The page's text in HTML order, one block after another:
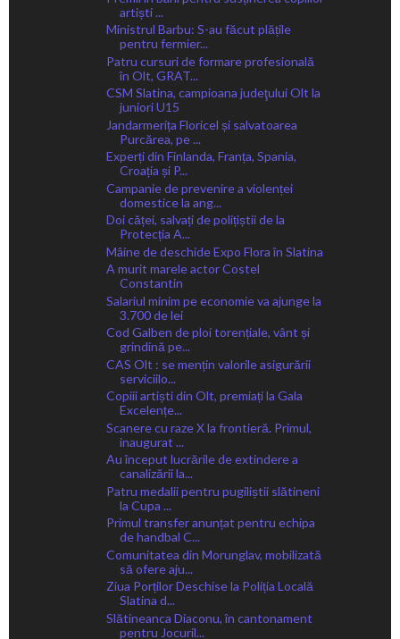
artiști ...
Ministrul Barbu: S-au făcut plățile
pentru fermier...
Patru cursuri de formare profesională
în Olt, GRAT...
CSM Slatina, campioana judeţului Olt la
juniori U15
Jandarmerița Floricel și salvatoarea
Purcărea, pe ...
Experți din Finlanda, Franța, Spania,
Croația și P...
Campanie de prevenire a violenței
domestice la ang...
Doi căței, salvați de polițiștii de la
Protecția A...
Mâine de deschide Expo Flora în Slatina
A murit marele actor Costel
Constantin
Salariul minim pe economie va ajunge la
3.700 de lei
Cod Galben de ploi torențiale, vânt și
grindină pe...
CAS Olt : se mențin valorile asigurării
serviciilo...
Copiii artiști din Olt, premiați la Gala
Excelențe...
Scanere cu raze X la frontieră. Primul,
inaugurat ...
Au început lucrările de extindere a
canalizării la...
Patru medalii pentru pugiliștii slătineni
la Cupa ...
Primul transfer anunțat pentru echipa
de handbal C...
Comunitatea din Morunglav, mobilizată
să ofere aju...
Ziua Porților Deschise la Poliția Locală
Slatina d...
Slătineanca Diaconu, în cantonament
pentru Jocuril...